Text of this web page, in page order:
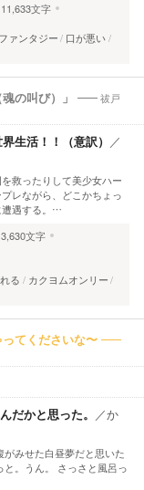
11,633文字
ファンタジー
口が悪い
の叫び）」
祓戸
生活！！（意訳） ／
救ったりして美少女ハー
レながら、どこかちょっ
遭遇する。…
3,630文字
る
カクヨムオンリー
てくださいな〜
だかと思った。 ／か
みせた白昼夢だと思いた
。うん。 さっさと風呂っ